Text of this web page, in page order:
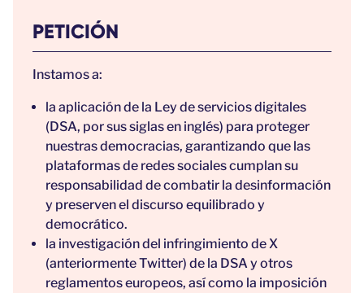
PETICIÓN
Instamos a:
la aplicación de la Ley de servicios digitales
(DSA, por sus siglas en inglés) para proteger
nuestras democracias, garantizando que las
plataformas de redes sociales cumplan su
responsabilidad de combatir la desinformación
y preserven el discurso equilibrado y
democrático.
la investigación del infringimiento de X
(anteriormente Twitter) de la DSA y otros
reglamentos europeos, así como la imposición